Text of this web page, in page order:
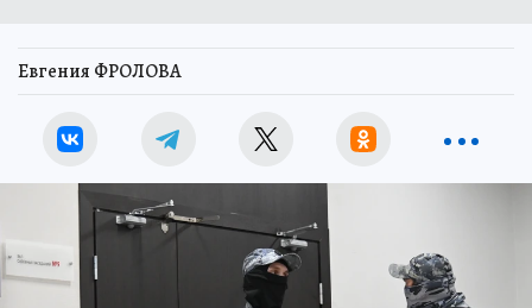
Евгения ФРОЛОВА